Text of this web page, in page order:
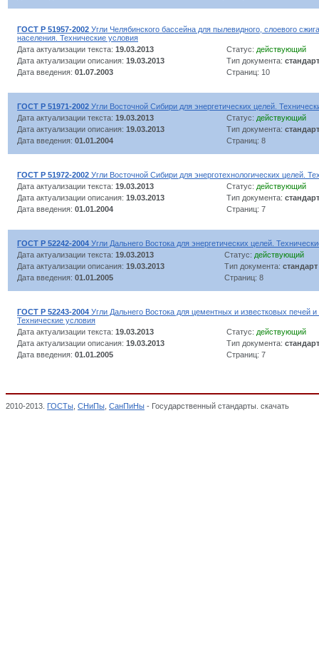
ГОСТ Р 51957-2002 Угли Челябинского бассейна для пылевидного, слоевого
населения. Технические условия
Дата актуализации текста: 19.03.2013 Статус: действующий
Дата актуализации описания: 19.03.2013 Тип документа: стандарт
Дата введения: 01.07.2003 Страниц: 10
ГОСТ Р 51971-2002 Угли Восточной Сибири для энергетических целей.
Дата актуализации текста: 19.03.2013 Статус: действующий
Дата актуализации описания: 19.03.2013 Тип документа: стандарт
Дата введения: 01.01.2004 Страниц: 8
ГОСТ Р 51972-2002 Угли Восточной Сибири для энерготехнологических целей.
Дата актуализации текста: 19.03.2013 Статус: действующий
Дата актуализации описания: 19.03.2013 Тип документа: стандарт
Дата введения: 01.01.2004 Страниц: 7
ГОСТ Р 52242-2004 Угли Дальнего Востока для энергетических целей.
Дата актуализации текста: 19.03.2013 Статус: действующий
Дата актуализации описания: 19.03.2013 Тип документа: стандарт
Дата введения: 01.01.2005 Страниц: 8
ГОСТ Р 52243-2004 Угли Дальнего Востока для цементных и известковых печей и
Технические условия
Дата актуализации текста: 19.03.2013 Статус: действующий
Дата актуализации описания: 19.03.2013 Тип документа: стандарт
Дата введения: 01.01.2005 Страниц: 7
2010-2013. ГОСТы СНиПы СанПиНы - Государственный стандарты. скачать